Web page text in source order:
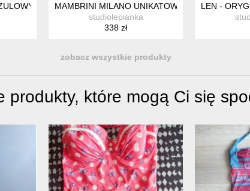
ŻAKIET - FIRMOWY - SZANTUNG JEDWABNY
MAMBRINI MILANO UNIKATOWA EKSLUZYWNA
studiolepianka
338 zł
LEN -
zobacz wszystkie produkty
produkty, które mogą Ci się